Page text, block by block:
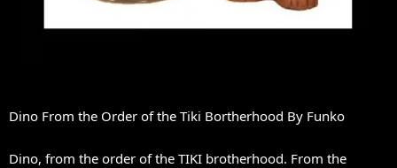
Dino From the Order of the Tiki Bortherhood By Funko
Dino, from the order of the TIKI brotherhood. From the